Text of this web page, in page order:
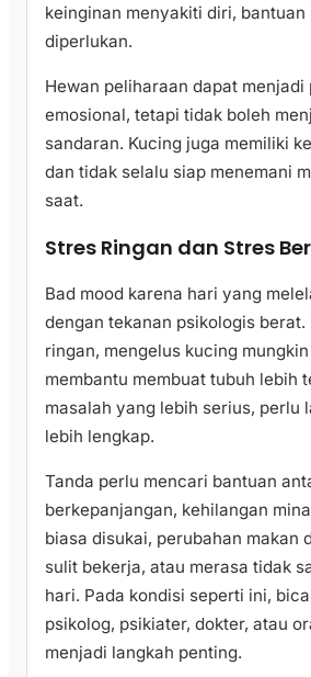
keinginan menyakiti diri,
diperlukan.
Hewan peliharaan dapat menjadi
emosional, tetapi tidak boleh
sandaran. Kucing juga memiliki
dan tidak selalu siap menemani
saat.
Stres Ringan dan Stres
Bad mood karena hari yang
dengan tekanan psikologis berat.
ringan, mengelus kucing
membantu membuat tubuh lebih
masalah yang lebih serius, perlu
lebih lengkap.
Tanda perlu mencari bantuan
berkepanjangan, kehilangan
biasa disukai, perubahan makan
sulit bekerja, atau merasa tidak
hari. Pada kondisi seperti ini,
psikolog, psikiater, dokter, atau
menjadi langkah penting.